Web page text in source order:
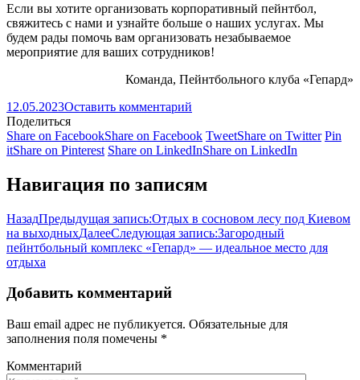
Если вы хотите организовать корпоративный пейнтбол,
свяжитесь с нами и узнайте больше о наших услугах. Мы
будем рады помочь вам организовать незабываемое
мероприятие для ваших сотрудников!
Команда, Пейнтбольного клуба «Гепард»
12.05.2023Оставить комментарий
Поделиться
Share on FacebookShare on Facebook TweetShare on Twitter Pin
itShare on Pinterest Share on LinkedInShare on LinkedIn
Навигация по записям
НазадПредыдущая запись:Отдых в сосновом лесу под Киевом
на выходныхДалееСледующая запись:Загородный
пейнтбольный комплекс «Гепард» — идеальное место для
отдыха
Добавить комментарий
Ваш email адрес не публикуется. Обязательные для
заполнения поля помечены *
Комментарий